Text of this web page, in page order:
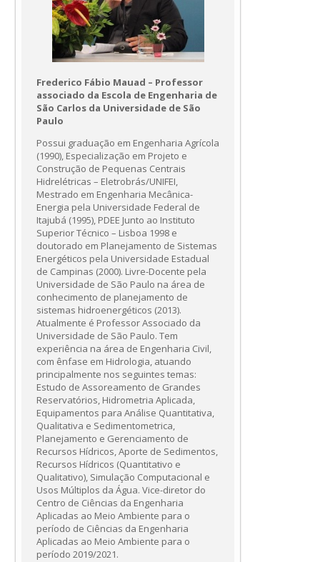
Frederico Fábio Mauad – Professor
associado da Escola de Engenharia de
São Carlos da Universidade de São
Paulo
Possui graduação em Engenharia Agrícola
(1990), Especialização em Projeto e
Construção de Pequenas Centrais
Hidrelétricas – Eletrobrás/UNIFEI,
Mestrado em Engenharia Mecânica-
Energia pela Universidade Federal de
Itajubá (1995), PDEE Junto ao Instituto
Superior Técnico – Lisboa 1998 e
doutorado em Planejamento de Sistemas
Energéticos pela Universidade Estadual
de Campinas (2000). Livre-Docente pela
Universidade de São Paulo na área de
conhecimento de planejamento de
sistemas hidroenergéticos (2013).
Atualmente é Professor Associado da
Universidade de São Paulo. Tem
experiência na área de Engenharia Civil,
com ênfase em Hidrologia, atuando
principalmente nos seguintes temas:
Estudo de Assoreamento de Grandes
Reservatórios, Hidrometria Aplicada,
Equipamentos para Análise Quantitativa,
Qualitativa e Sedimentometrica,
Planejamento e Gerenciamento de
Recursos Hídricos, Aporte de Sedimentos,
Recursos Hídricos (Quantitativo e
Qualitativo), Simulação Computacional e
Usos Múltiplos da Água. Vice-diretor do
Centro de Ciências da Engenharia
Aplicadas ao Meio Ambiente para o
período de Ciências da Engenharia
Aplicadas ao Meio Ambiente para o
período 2019/2021.